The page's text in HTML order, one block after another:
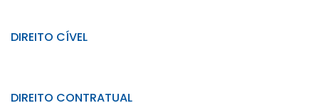
DIREITO CÍVEL
DIREITO CONTRATUAL